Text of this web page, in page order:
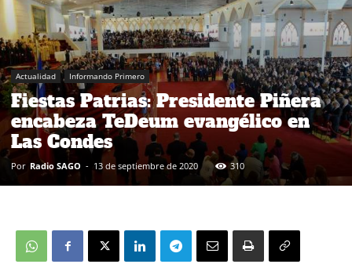
Actualidad Informando Primero
Fiestas Patrias: Presidente Piñera
encabeza TeDeum evangélico en
Las Condes
Por Radio SAGO - 13 de septiembre de 2020 310